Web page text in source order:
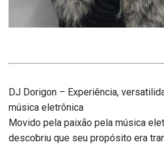
DJ Dorigon – Experiência,
música eletrônica
Movido pela paixão pela música
descobriu que seu propósito era